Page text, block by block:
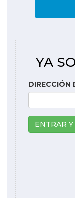
YA
DIRECCIÓN
ENTRAR